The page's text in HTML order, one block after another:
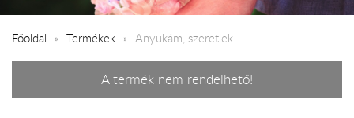
Főoldal Termékek Anyukám, szeretlek
A termék nem rendelhető!